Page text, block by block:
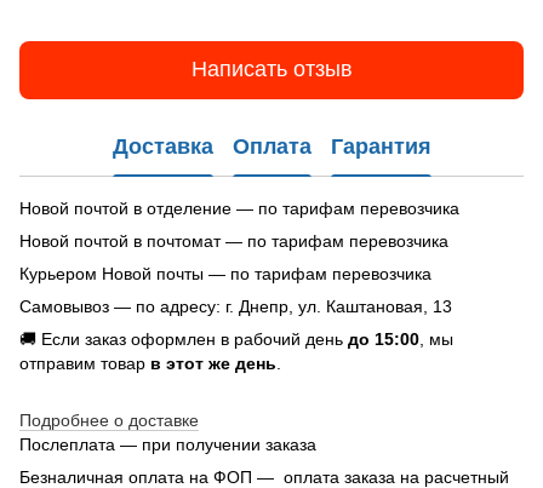
Написать отзыв
Доставка Оплата Гарантия
Новой почтой в отделение — по тарифам перевозчика
Новой почтой в почтомат — по тарифам перевозчика
Курьером Новой почты — по тарифам перевозчика
Самовывоз — по адресу: г. Днепр, ул. Каштановая, 13
🚚 Если заказ оформлен в рабочий день до 15:00 , мы
отправим товар в этот же день
Подробнее о доставке
Послеплата — при получении заказа
Безналичная оплата на ФОП — оплата заказа на расчетный